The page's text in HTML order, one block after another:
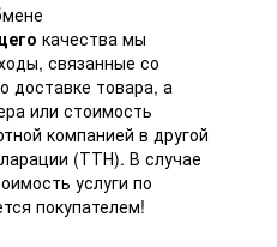
качества мы
связанные со
доставке товара, а
или стоимость
компанией в другой
(ТТН). В случае
услуги по
покупателем!